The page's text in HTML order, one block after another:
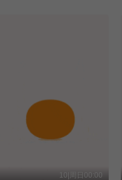
10|周日00:00